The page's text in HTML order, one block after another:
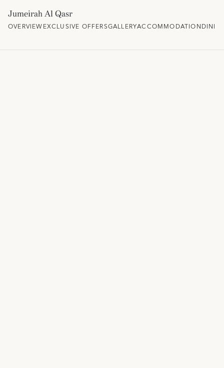
Jumeirah Al Qasr
OVERVIEWEXCLUSIVE OFFERSGALLERYACCOMMODATION